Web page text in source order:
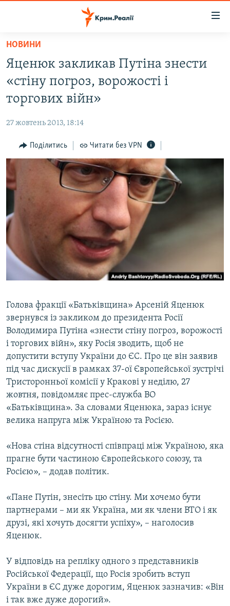
Перейти
основного
матеріалу
до
основної
Перейти
до
пошуку
ВОДА.КРИМ
ВІДЕО ТА ФОТО
БЛОГИ
ПОГЛЯД
ІНТЕРВ'Ю
ВСЕ ЗА ДЕНЬ
СПЕЦПРОЕКТИ
ВІДЕОУРОКИ «ELIFBE»
СВІДЧЕННЯ ОКУПАЦІЇ
УКРАЇНСЬКА ПРОБЛЕМА КРИМУ
ЯК ОБІЙТИ БЛОКУВАННЯ
Русский
Qırımtatar
Усі сайти RFE/RL
НОВИНИ
Яценюк закликав Путіна знести
«стіну погроз, ворожості і
торгових війн»
27 жовтень 2013, 18:14
Поділитись Читати без VPN
Голова фракції «Батьківщина» Арсеній Яценюк
звернувся із закликом до президента Росії
Володимира Путіна «знести стіну погроз, ворожості
і торгових війн», яку Росія зводить, щоб не
допустити вступу України до ЄС. Про це він заявив
під час дискусії в рамках 37-ої Європейської зустрічі
Тристоронньої комісії у Кракові у неділю, 27
жовтня, повідомляє прес-служба ВО
«Батьківщина». За словами Яценюка, зараз існує
велика напруга між Україною та Росією.
«Нова стіна відсутності співпраці між Україною, яка
прагне бути частиною Європейського союзу, та
Росією», – додав політик.
«Пане Путін, знесіть цю стіну. Ми хочемо бути
партнерами – ми як Україна, ми як члени ВТО і як
друзі, які хочуть досягти успіху», – наголосив
Яценюк.
У відповідь на репліку одного з представників
Російської Федерації, що Росія зробить вступ
України в ЄС дуже дорогим, Яценюк зазначив: «Він
і так вже дуже дорогий».